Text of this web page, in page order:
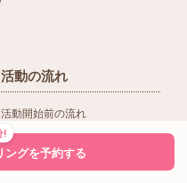
活動の流れ
活動開始前の流れ
入会後の活動の流れ
!
ングを予約する